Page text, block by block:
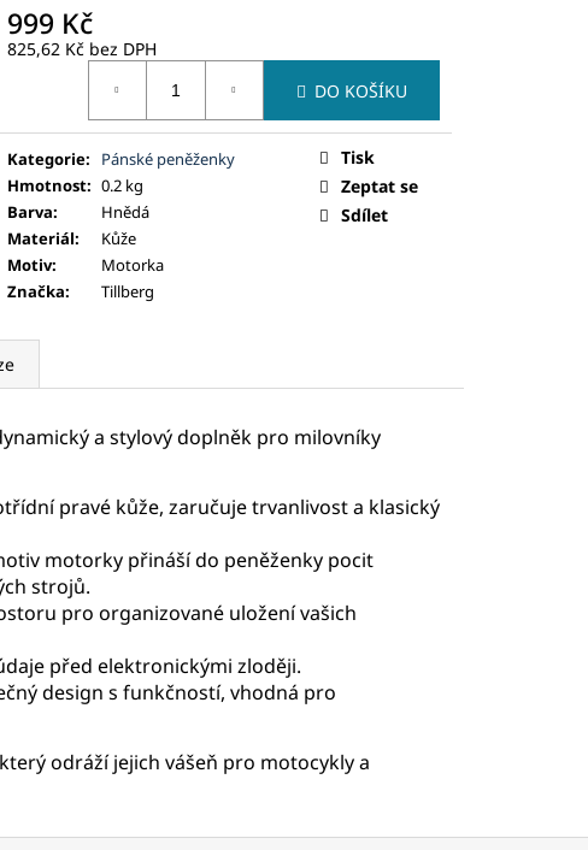
999 Kč
825,62 Kč bez DPH
DO KOŠÍKU
Kategorie:
Pánské peněženky
Hmotnost: 0.2 kg
Barva:
Hnědá
Materiál:
Kůže
Motiv:
Motorka
Značka: Tillberg
Tisk
Zeptat se
Sdílet
a stylový doplněk pro milovníky
pravé kůže, zaručuje trvanlivost a klasický
motorky přináší do peněženky pocit
strojů.
pro organizované uložení vašich
před elektronickými zloději.
design s funkčností, vhodná pro
odráží jejich vášeň pro motocykly a